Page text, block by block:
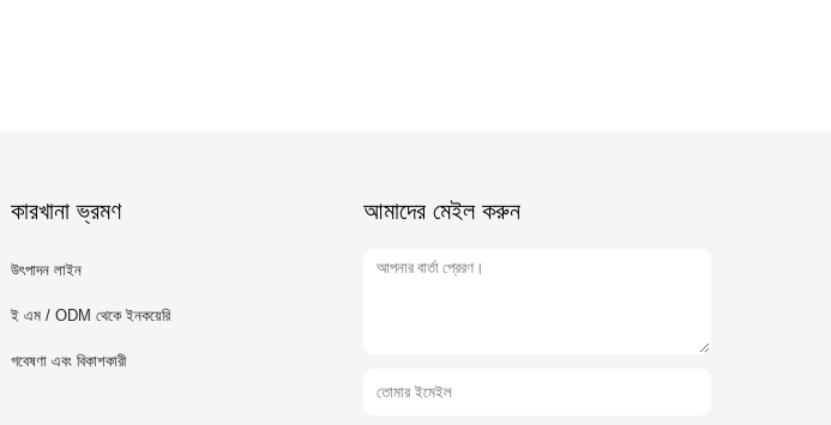
কারখানা ভ্রমণ
উৎপাদন লাইন
ই এম / ODM থেকে ইনকয়েরি
গবেষণা এবং বিকাশকারী
আমাদের মেইল ​​করুন